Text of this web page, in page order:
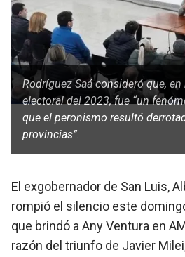
Rodríguez Saá consideró que,
electoral del 2023, fue “un
que el peronismo resultó
provincias”.
El exgobernador de San Luis,
rompió el silencio este
que brindó a Any Ventura en
razón del triunfo de Javier